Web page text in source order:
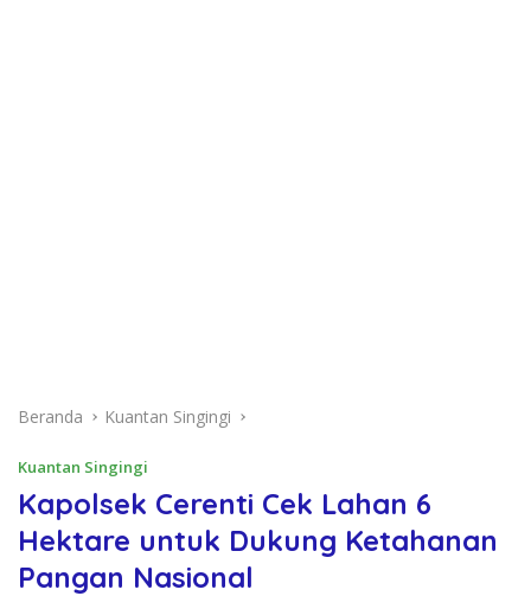
Beranda Kuantan Singingi
Kuantan Singingi
Kapolsek Cerenti Cek Lahan 6
Hektare untuk Dukung Ketahanan
Pangan Nasional